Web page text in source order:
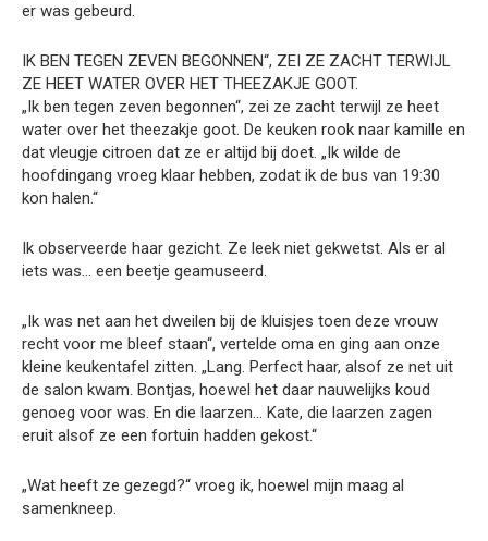
er was gebeurd.
IK BEN TEGEN ZEVEN BEGONNEN“, ZEI ZE ZACHT TERWIJL
ZE HEET WATER OVER HET THEEZAKJE GOOT.
„Ik ben tegen zeven begonnen“, zei ze zacht terwijl ze heet
water over het theezakje goot. De keuken rook naar kamille en
dat vleugje citroen dat ze er altijd bij doet. „Ik wilde de
hoofdingang vroeg klaar hebben, zodat ik de bus van 19:30
kon halen.“
Ik observeerde haar gezicht. Ze leek niet gekwetst. Als er al
iets was… een beetje geamuseerd.
„Ik was net aan het dweilen bij de kluisjes toen deze vrouw
recht voor me bleef staan“, vertelde oma en ging aan onze
kleine keukentafel zitten. „Lang. Perfect haar, alsof ze net uit
de salon kwam. Bontjas, hoewel het daar nauwelijks koud
genoeg voor was. En die laarzen… Kate, die laarzen zagen
eruit alsof ze een fortuin hadden gekost.“
„Wat heeft ze gezegd?“ vroeg ik, hoewel mijn maag al
samenkneep.